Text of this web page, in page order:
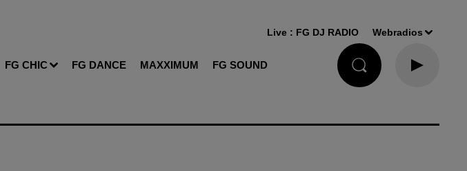
FG CHIC FG DANCE MAXXIMUM FG SOUND
Live : FG DJ RADIO Webradios